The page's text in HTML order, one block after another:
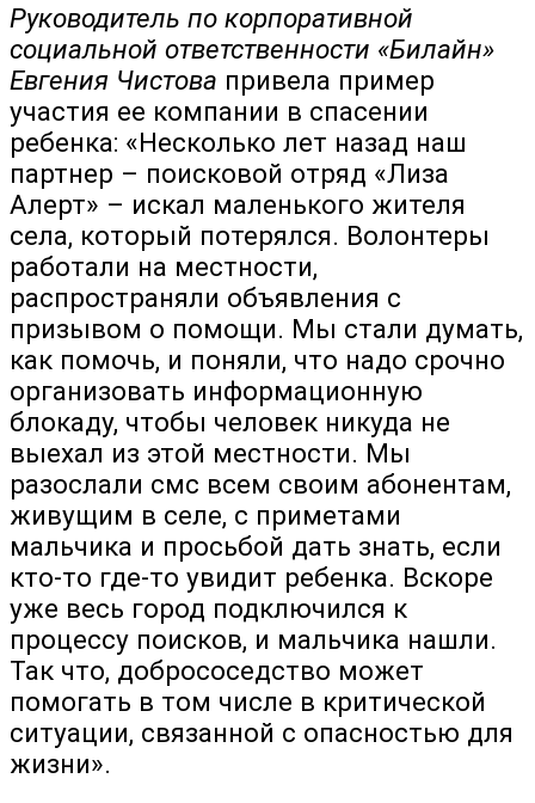
Руководитель по корпоративной
социальной ответственности «Билайн»
Евгения Чистова привела пример
участия ее компании в спасении
ребенка: «Несколько лет назад наш
партнер – поисковой отряд «Лиза
Алерт» – искал маленького жителя
села, который потерялся. Волонтеры
работали на местности,
распространяли объявления с
призывом о помощи. Мы стали думать,
как помочь, и поняли, что надо срочно
организовать информационную
блокаду, чтобы человек никуда не
выехал из этой местности. Мы
разослали смс всем своим абонентам,
живущим в селе, с приметами
мальчика и просьбой дать знать, если
кто-то где-то увидит ребенка. Вскоре
уже весь город подключился к
процессу поисков, и мальчика нашли.
Так что, добрососедство может
помогать в том числе в критической
ситуации, связанной с опасностью для
жизни».